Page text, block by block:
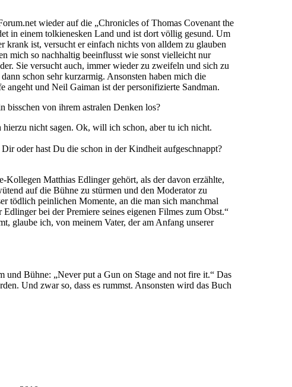
wieder auf die „Chronicles of Thomas Covenant the
in einem tolkienesken Land und ist dort völlig gesund. Um
ist, versucht er einfach nichts von alldem zu glauben
mich so nachhaltig beeinflusst wie sonst vielleicht nur
Sie versucht auch, immer wieder zu zweifeln und sich zu
schon sehr kurzarmig. Ansonsten haben mich die
angeht und Neil Gaiman ist der personifizierte Sandman.
von ihrem astralen Denken los?
nicht sagen. Ok, will ich schon, aber tu ich nicht.
oder hast Du die schon in der Kindheit aufgeschnappt?
Kollegen Matthias Edlinger gehört, als der davon erzählte,
auf die Bühne zu stürmen und den Moderator zu
tödlich peinlichen Momente, an die man sich manchmal
bei der Premiere seines eigenen Filmes zum Obst.“
glaube ich, von meinem Vater, der am Anfang unserer
Bühne: „Never put a Gun on Stage and not fire it.“ Das
Und zwar so, dass es rummst. Ansonsten wird das Buch